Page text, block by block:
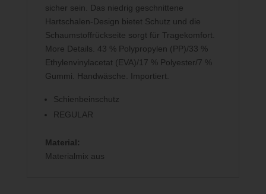
sicher sein. Das niedrig geschnittene
Hartschalen-Design bietet Schutz und die
Schaumstoffrückseite sorgt für Tragekomfort.
More Details. 43 % Polypropylen (PP)/33 %
Ethylenvinylacetat (EVA)/17 % Polyester/7 %
Gummi. Handwäsche. Importiert.
Schienbeinschutz
REGULAR
Material:
Materialmix aus